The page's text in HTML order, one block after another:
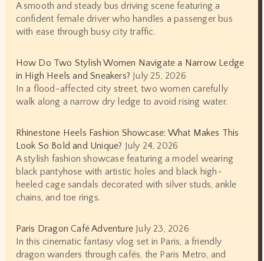
A smooth and steady bus driving scene featuring a
confident female driver who handles a passenger bus
with ease through busy city traffic.
How Do Two Stylish Women Navigate a Narrow Ledge
in High Heels and Sneakers? July 25, 2026
In a flood-affected city street, two women carefully
walk along a narrow dry ledge to avoid rising water.
Rhinestone Heels Fashion Showcase: What Makes This
Look So Bold and Unique? July 24, 2026
A stylish fashion showcase featuring a model wearing
black pantyhose with artistic holes and black high-
heeled cage sandals decorated with silver studs, ankle
chains, and toe rings.
Paris Dragon Café Adventure July 23, 2026
In this cinematic fantasy vlog set in Paris, a friendly
dragon wanders through cafés, the Paris Metro, and